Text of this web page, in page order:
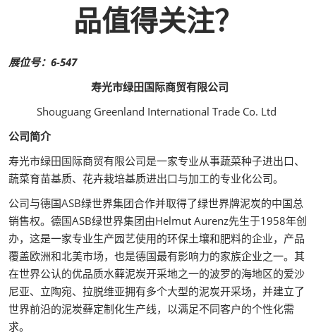
品值得关注？
展位号：6-547
寿光市绿田国际商贸有限公司
Shouguang Greenland International Trade Co. Ltd
公司简介
寿光市绿田国际商贸有限公司是一家专业从事蔬菜种子进出口、
蔬菜育苗基质、花卉栽培基质进出口与加工的专业化公司。
公司与德国ASB绿世界集团合作并取得了绿世界牌泥炭的中国总
销售权。德国ASB绿世界集团由Helmut Aurenz先生于1958年创
办，这是一家专业生产园艺使用的环保土壤和肥料的企业，产品
覆盖欧洲和北美市场，也是德国最有影响力的家族企业之一。其
在世界公认的优品质水藓泥炭开采地之一的波罗的海地区的爱沙
尼亚、立陶宛、拉脱维亚拥有多个大型的泥炭开采场，并建立了
世界前沿的泥炭藓定制化生产线，以满足不同客户的个性化需
求。